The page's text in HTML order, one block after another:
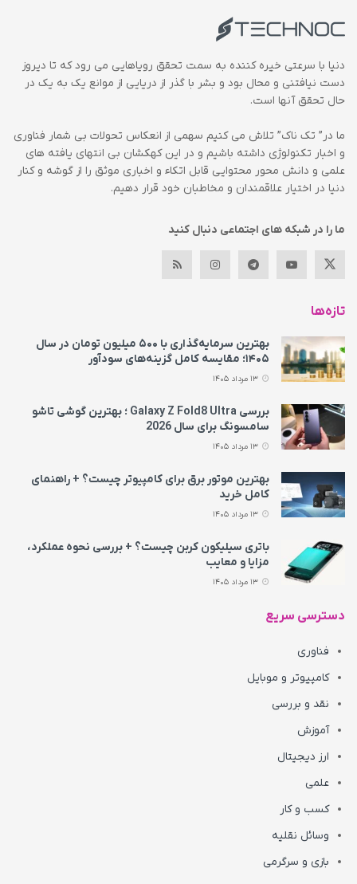
دنیا با سرعتی خیره کننده به سمت تحقق رویاهایی می رود که تا دیروز
دست نیافتنی و محال بود و بشر با گذر از دریایی از موانع یک به یک در
حال تحقق آنها است.
ما در” تک ناک” تلاش می کنیم سهمی از انعکاس تحولات بی شمار فناوری
و اخبار تکنولوژی داشته باشیم و در این کهکشان بی انتهای یافته های
علمی و دانش محور محتوایی قابل اتکاء و اخباری موثق را از گوشه و کنار
دنیا در اختیار علاقمندان و مخاطبان خود قرار دهیم.
ما را در شبکه های اجتماعی دنبال کنید
تازه‌ها
بهترین سرمایه‌گذاری با ۵۰۰ میلیون تومان در سال
۱۴۰۵؛ مقایسه کامل گزینه‌های سودآور
بررسی Galaxy Z Fold8 Ultra ؛ بهترین گوشی تاشو
سامسونگ برای سال 2026
بهترین موتور برق برای کامپیوتر چیست؟ + راهنمای
کامل خرید
باتری سیلیکون کربن چیست؟ + بررسی نحوه عملکرد،
مزایا و معایب
دسترسی سریع
فناوری
کامپیوتر و موبایل
نقد و بررسی
آموزش
ارز دیجیتال
علمی
کسب و کار
وسائل نقلیه
بازی و سرگرمی